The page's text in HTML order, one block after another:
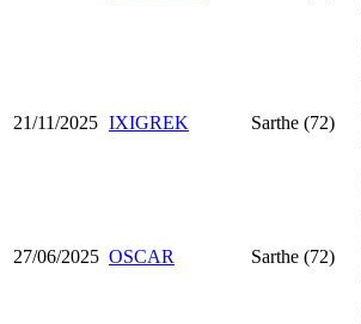
21/11/2025 IXIGREK Sarthe (72)
27/06/2025 OSCAR Sarthe (72)